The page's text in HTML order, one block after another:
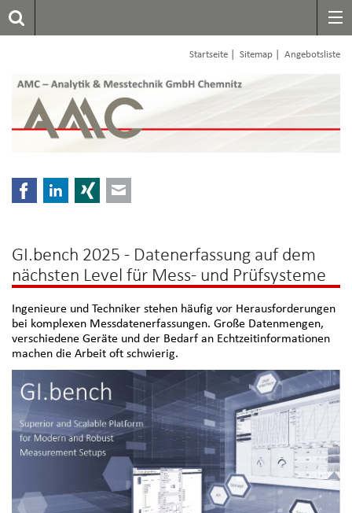
Startseite Sitemap Angebotsliste
FacebookLinkedInXing
GI.bench 2025 - Datenerfassung auf dem
nächsten Level für Mess- und Prüfsysteme
Ingenieure und Techniker stehen häufig vor Herausforderungen
bei komplexen Messdatenerfassungen. Große Datenmengen,
verschiedene Geräte und der Bedarf an Echtzeitinformationen
machen die Arbeit oft schwierig.